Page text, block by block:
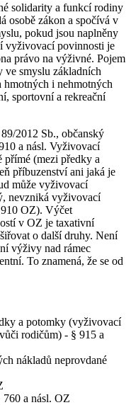
solidarity a funkcí rodiny
osobě zákon a spočívá v
pokud jsou naplněny
vyživovací povinnosti je
právo na výživné. Pojem
ve smyslu základních
hmotných i nehmotných
sportovní a rekreační
2012 Sb., občanský
a násl. Vyživovací
přímé (mezi předky a
příbuzenství ani jaká je
může vyživovací
nevzniká vyživovací
OZ). Výčet
v OZ je taxativní
o další druhy. Není
výživy nad rámec
To znamená, že se od
a potomky (vyživovací
rodičům) - § 915 a
nákladů neprovdané
a násl. OZ